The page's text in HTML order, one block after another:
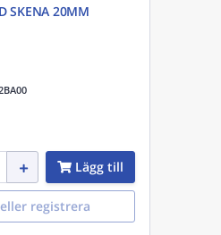
SKENA 20MM
Lägg till
registrera